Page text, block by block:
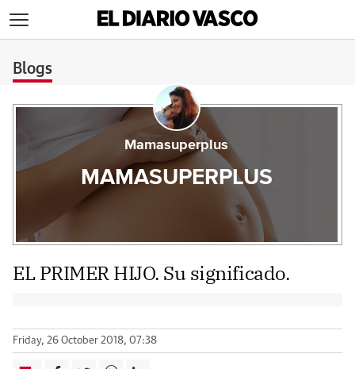
Blogs
Mamasuperplus
MAMASUPERPLUS
EL PRIMER HIJO. Su significado.
Friday, 26 October 2018, 07:38